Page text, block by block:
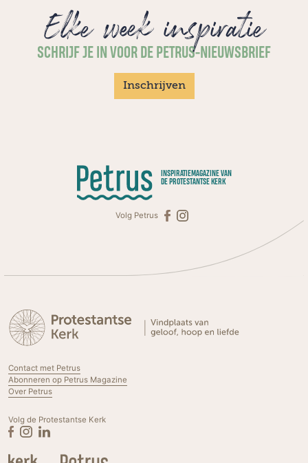
Elke week inspiratie
SCHRIJF JE IN VOOR DE PETRUS-NIEUWSBRIEF
Inschrijven
INSPIRATIEMAGAZINE VAN
DE PROTESTANTSE KERK
Volg Petrus
Contact met Petrus
Abonneren op Petrus Magazine
Over Petrus
Volg de Protestantse Kerk